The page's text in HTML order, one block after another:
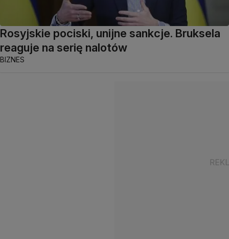
Rosyjskie pociski, unijne sankcje. Bruksela
reaguje na serię nalotów
BIZNES